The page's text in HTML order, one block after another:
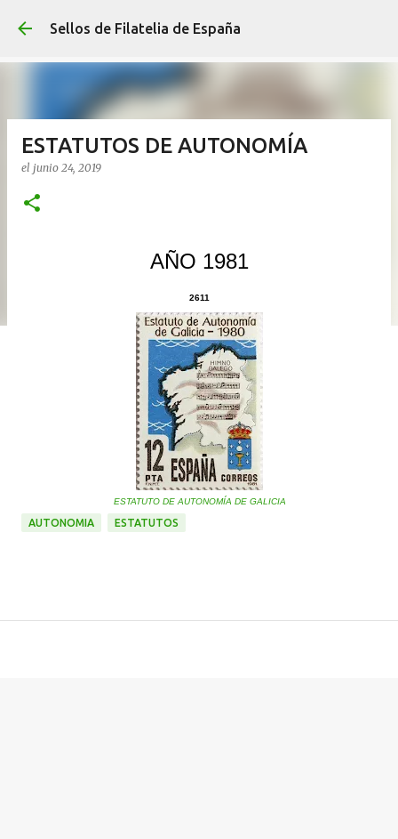
Sellos de Filatelia de España
ESTATUTOS DE AUTONOMÍA
el junio 24, 2019
AÑO 1981
2611
ESTATUTO DE AUTONOMÍA DE GALICIA
AUTONOMIA ESTATUTOS